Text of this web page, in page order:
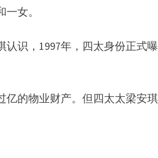
女。
识，1997年，四太身份正式曝
亿的物业财产。但四太太梁安